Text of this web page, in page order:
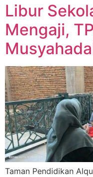
Libur
Mengaji,
Taman Pendidikan